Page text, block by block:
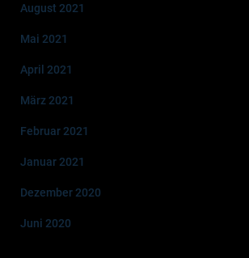
August 2021
Mai 2021
April 2021
März 2021
Februar 2021
Januar 2021
Dezember 2020
Juni 2020